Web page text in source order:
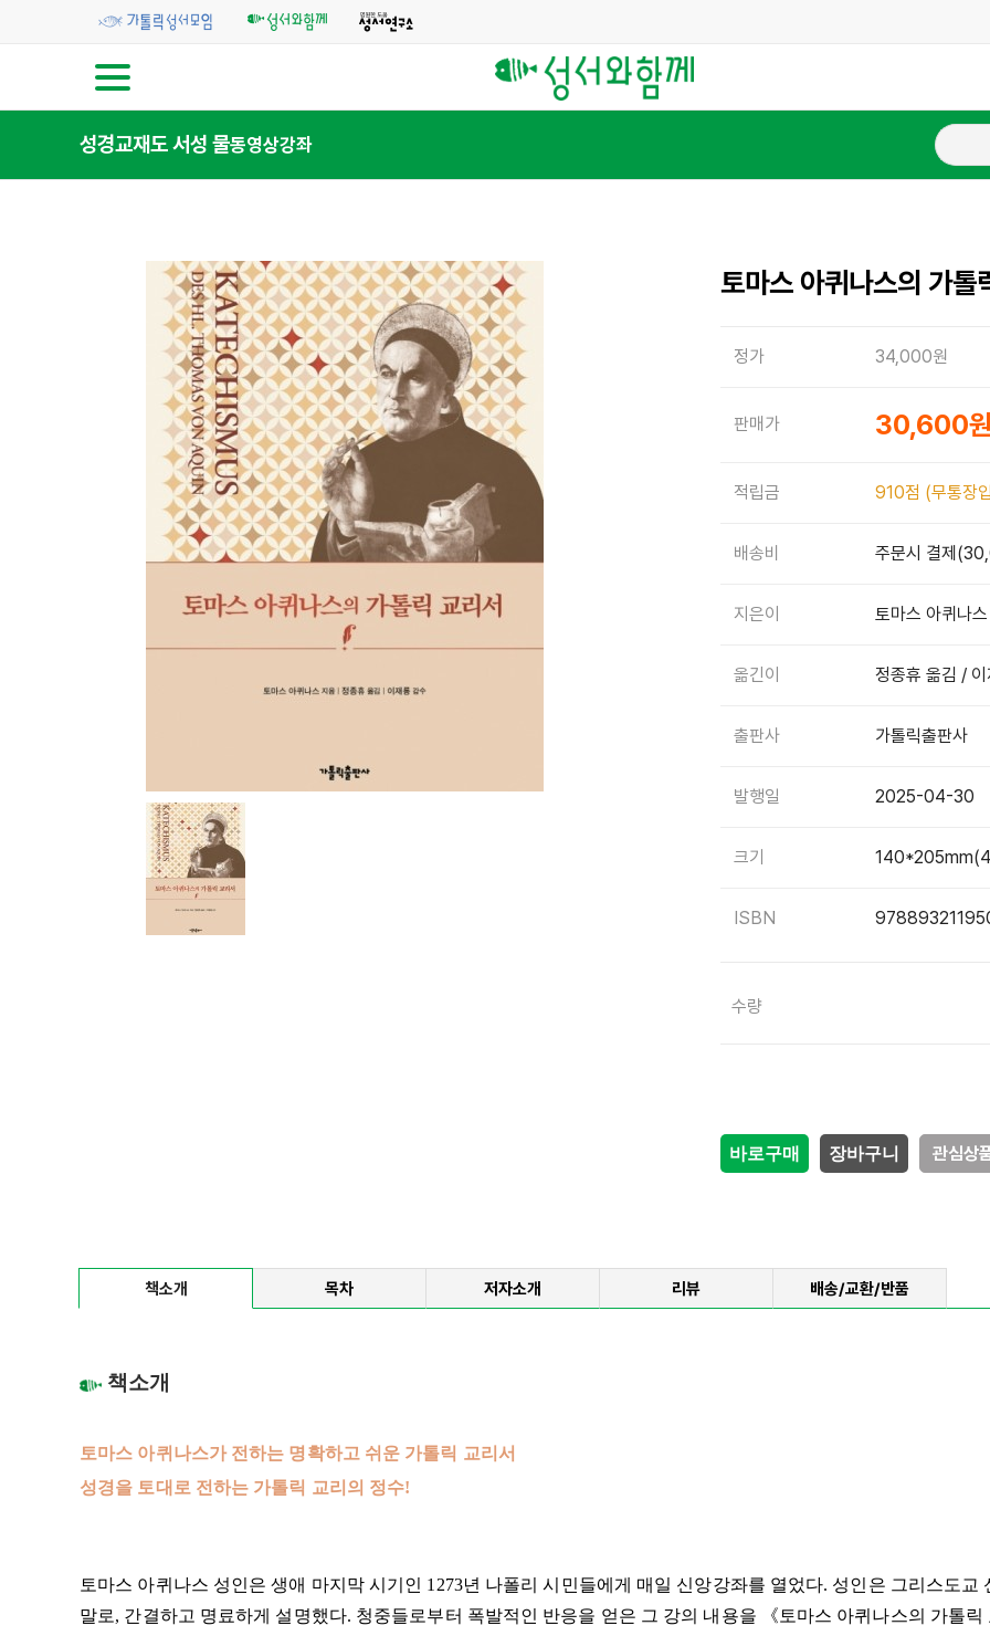
성경교재도 서성 물동영상강좌
토마스 아퀴나스의 가톨
정가 34,000원
판매가 30,600원
적립금 910점 (무통장
배송비 주문시 결제
지은이 토마스 아퀴나스
옮긴이 정종휴 옮김 /
출판사 가톨릭출판사
발행일 2025-04-30
크기
ISBN
수량
감소
관심상
책소개 목차 저자소개 리뷰 배송/교환/반품
책소개
토마스 아퀴나스가 전하는 명확하고 쉬운 가톨릭 교리서
성경을 토대로 전하는 가톨릭 교리의 정수!
토마스 아퀴나스 성인은 생애 마지막 시기인 1273년 나폴리 시민들에게 매일 신앙강좌를 열었다. 성인은 그리스도
말로, 간결하고 명료하게 설명했다. 청중들로부터 폭발적인 반응을 얻은 그 강의 내용을 《토마스 아퀴나스의 가톨릭